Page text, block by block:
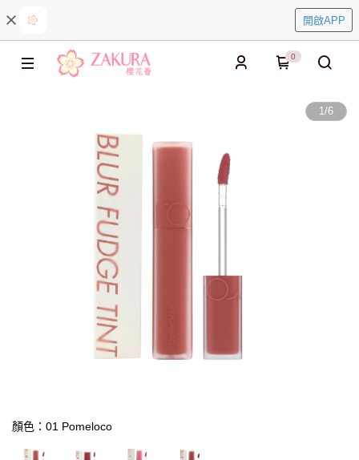
開啟APP
0
1/6
顏色：01 Pomeloco